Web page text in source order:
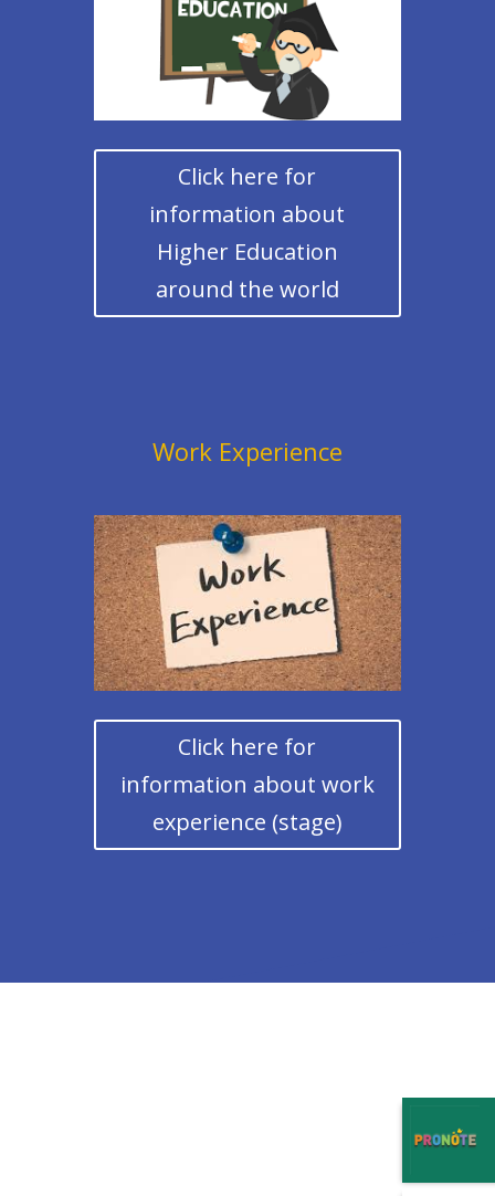
Click here for
information about
Higher Education
around the world
Work Experience
Click here for
information about work
experience (stage)